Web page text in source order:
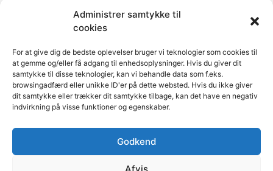
Administrer samtykke til
cookies
For at give dig de bedste oplevelser bruger vi teknologier som cookies til
at gemme og/eller få adgang til enhedsoplysninger. Hvis du giver dit
samtykke til disse teknologier, kan vi behandle data som f.eks.
browsingadfærd eller unikke ID'er på dette websted. Hvis du ikke giver
dit samtykke eller trækker dit samtykke tilbage, kan det have en negativ
indvirkning på visse funktioner og egenskaber.
Godkend
Afvis
udbygningsaftaler
Mariann Wie SvensontilSocialforvaltningen åbner COVID-
nødovernatning til hjemløse i Multihallen på Amager
Fokus på kommunerne | Copyright © 2020-2026